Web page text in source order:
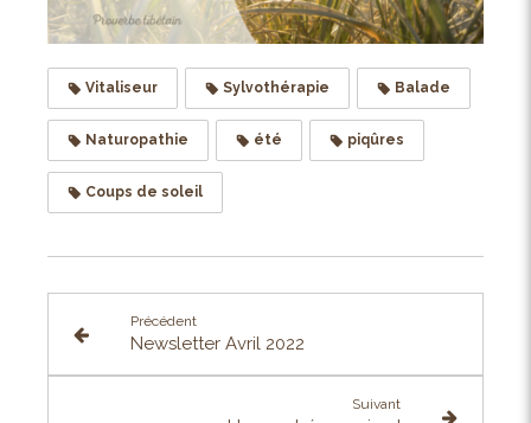
Vitaliseur Sylvothérapie Balade
Naturopathie été piqûres
Coups de soleil
Précédent
Newsletter Avril 2022
Suivant